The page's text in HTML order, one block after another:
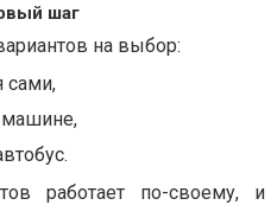
шаг
на выбор:
сами,
машине,
работает по-своему, и